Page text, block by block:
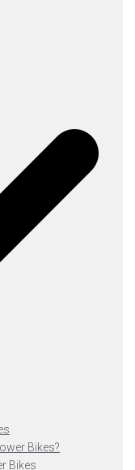
Bikes?
Bikes